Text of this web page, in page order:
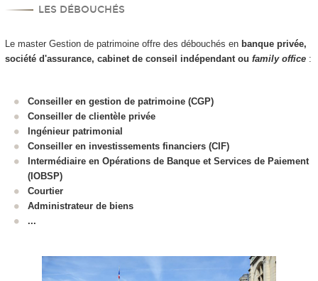
LES DÉBOUCHÉS
Le master Gestion de patrimoine offre des débouchés en banque privée,
société d'assurance, cabinet de conseil indépendant ou family office:
Conseiller en gestion de patrimoine (CGP)
Conseiller de clientèle privée
Ingénieur patrimonial
Conseiller en investissements financiers (CIF)
Intermédiaire en Opérations de Banque et Services de Paiement
(IOBSP)
Courtier
Administrateur de biens
...